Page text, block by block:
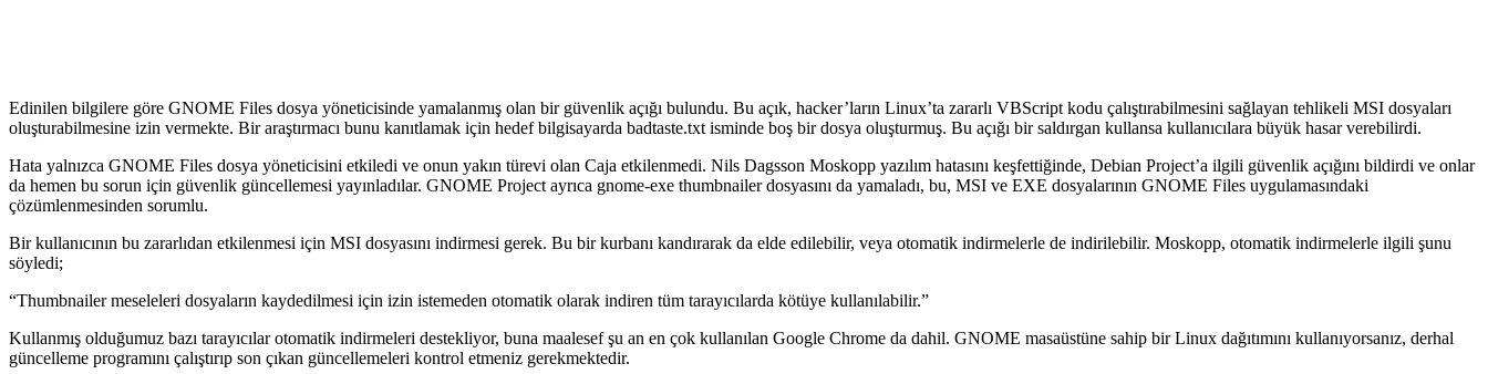
Edinilen bilgilere göre GNOME Files dosya yöneticisinde yamalanmış olan bir güvenlik açığı bulundu. Bu açık, hacker’ların Linux’ta zararlı VBScript kodu çalıştırabilmesini sağlayan tehlikeli MSI dosyaları
oluşturabilmesine izin vermekte. Bir araştırmacı bunu kanıtlamak için hedef bilgisayarda badtaste.txt isminde boş bir dosya oluşturmuş. Bu açığı bir saldırgan kullansa kullanıcılara büyük hasar verebilirdi.
Hata yalnızca GNOME Files dosya yöneticisini etkiledi ve onun yakın türevi olan Caja etkilenmedi. Nils Dagsson Moskopp yazılım hatasını keşfettiğinde, Debian Project’a ilgili güvenlik açığını bildirdi ve onlar
da hemen bu sorun için güvenlik güncellemesi yayınladılar. GNOME Project ayrıca gnome-exe thumbnailer dosyasını da yamaladı, bu, MSI ve EXE dosyalarının GNOME Files uygulamasındaki
çözümlenmesinden sorumlu.
Bir kullanıcının bu zararlıdan etkilenmesi için MSI dosyasını indirmesi gerek. Bu bir kurbanı kandırarak da elde edilebilir, veya otomatik indirmelerle de indirilebilir. Moskopp, otomatik indirmelerle ilgili şunu
söyledi;
“Thumbnailer meseleleri dosyaların kaydedilmesi için izin istemeden otomatik olarak indiren tüm tarayıcılarda kötüye kullanılabilir.”
Kullanmış olduğumuz bazı tarayıcılar otomatik indirmeleri destekliyor, buna maalesef şu an en çok kullanılan Google Chrome da dahil. GNOME masaüstüne sahip bir Linux dağıtımını kullanıyorsanız, derhal
güncelleme programını çalıştırıp son çıkan güncellemeleri kontrol etmeniz gerekmektedir.